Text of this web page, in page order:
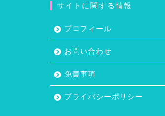
サイトに関する情報
プロフィール
お問い合わせ
免責事項
プライバシーポリシー